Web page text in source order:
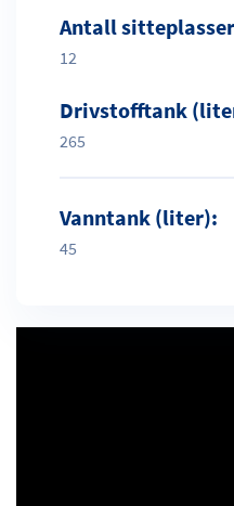
Antall
12
Drivstofftank
265
Vanntank (liter):
45